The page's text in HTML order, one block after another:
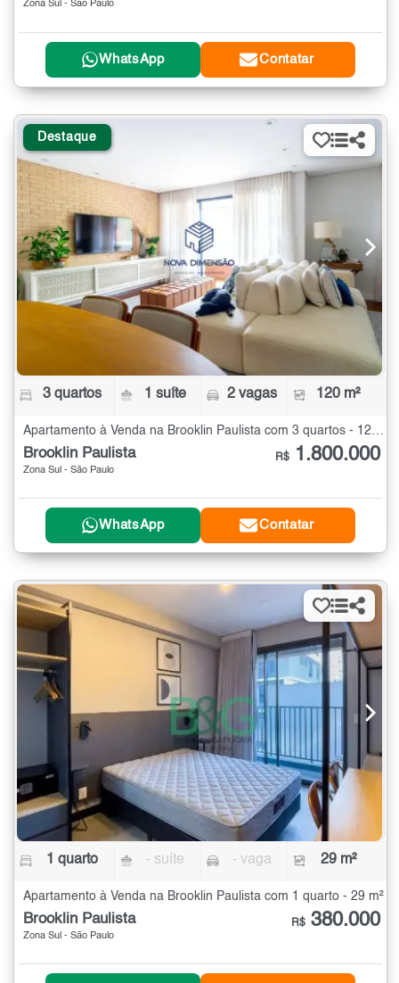
Zona Sul - São Paulo
WhatsApp Contatar
Destaque
3 quartos 1 suíte 2 vagas 120 m²
Brooklin Paulista
Zona Sul - São Paulo
R$ 1.800.000
WhatsApp Contatar
1 quarto - suíte - vaga 29 m²
Apartamento à Venda na Brooklin Paulista com 1 quarto - 29 m²
Brooklin Paulista
Zona Sul - São Paulo
R$ 380.000